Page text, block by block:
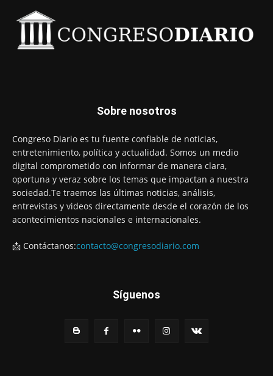
Sobre nosotros
Congreso Diario es tu fuente confiable de noticias,
entretenimiento, política y actualidad. Somos un medio
digital comprometido con informar de manera clara,
oportuna y veraz sobre los temas que impactan a nuestra
sociedad.Te traemos las últimas noticias, análisis,
entrevistas y videos directamente desde el corazón de los
acontecimientos nacionales e internacionales.
📩 Contáctanos:contacto@congresodiario.com
Síguenos